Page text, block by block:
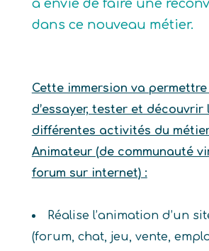
a envie de faire une
dans ce nouveau métier.
Cette immersion va
d’essayer, tester et découvrir
différentes activités du
Animateur (de communauté
forum sur internet) :
Réalise l’animation d’un
(forum, chat, jeu, vente,